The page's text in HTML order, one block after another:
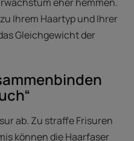
Ihrem Haartyp und Ihrer
Gleichgewicht der
ab. Zu straffe Frisuren
können die Haarfaser